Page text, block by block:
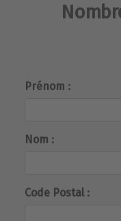
Prénom :
Nom :
Code Postal :